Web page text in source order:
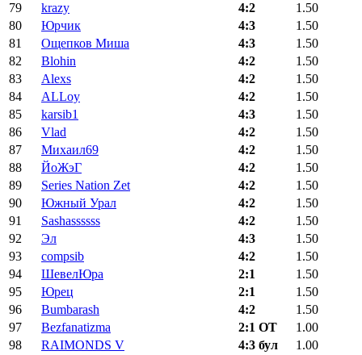
79
krazy 4:2
1.50
80
Юрчик 4:3
1.50
81
Ощепков Миша 4:3
1.50
82
Blohin 4:2
1.50
83
Alexs 4:2
1.50
84
ALLoy 4:2
1.50
85
karsib1 4:3
1.50
86
Vlad 4:2
1.50
87
Михаил69 4:2
1.50
88
ЙоЖэГ 4:2
1.50
89
Series Nation Zet 4:2
1.50
90
Южный Урал 4:2
1.50
91
Sashassssss 4:2
1.50
92
Эл 4:3
1.50
93
compsib 4:2
1.50
94
ШевелЮра 2:1
1.50
95
Юрец 2:1
1.50
96
Bumbarash 4:2
1.50
97
Bezfanatizma 2:1 ОТ
1.00
98
RAIMONDS V 4:3 бул
1.00